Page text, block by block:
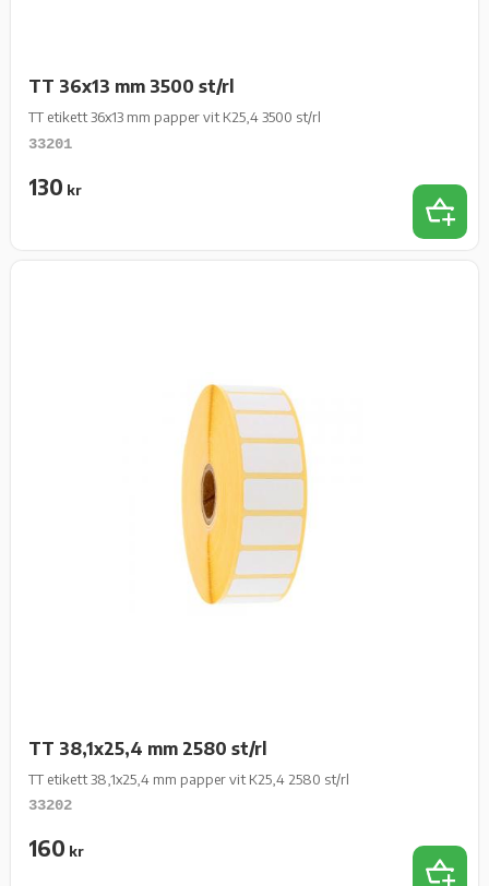
TT 36x13 mm 3500 st/rl
TT etikett 36x13 mm papper vit K25,4 3500 st/rl
33201
130 kr
TT 38,1x25,4 mm 2580 st/rl
TT etikett 38,1x25,4 mm papper vit K25,4 2580 st/rl
33202
160 kr